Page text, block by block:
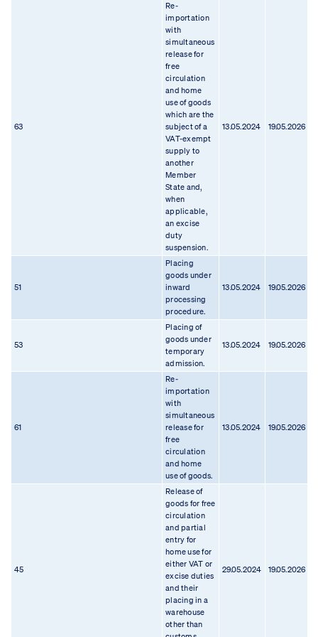
63
Re-
importation
with
simultaneous
release for
free
circulation
and home
use of goods
which are the
subject of a
VAT-exempt
supply to
another
Member
State and,
when
applicable,
an excise
duty
suspension.
13.05.2024 19.05.2026
51
Placing
goods under
inward
processing
procedure.
13.05.2024 19.05.2026
53
Placing of
goods under
temporary
admission.
13.05.2024 19.05.2026
61
Re-
importation
with
simultaneous
release for
free
circulation
and home
use of goods.
13.05.2024 19.05.2026
45
Release of
goods for free
circulation
and partial
entry for
home use for
either VAT or
excise duties
and their
placing in a
warehouse
other than
29.05.2024 19.05.2026